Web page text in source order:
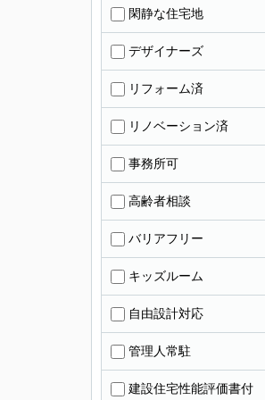
閑静な住宅地
デザイナーズ
リフォーム済
リノベーション済
事務所可
高齢者相談
バリアフリー
キッズルーム
自由設計対応
管理人常駐
建設住宅性能評価書付